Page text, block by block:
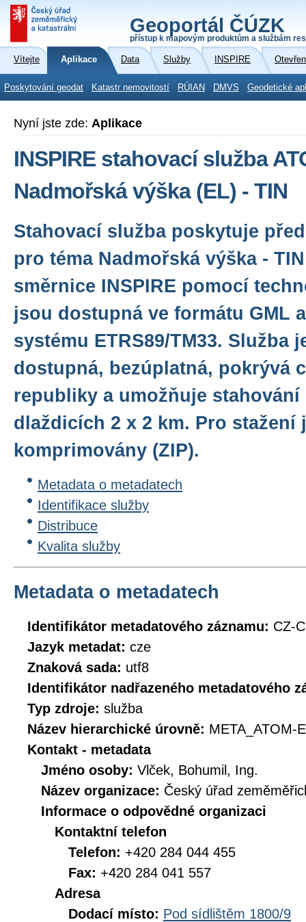
Geoportál ČÚZK
přístup k mapovým produktům a službám
Vítejte Aplikace Data Služby INSPIRE
Poskytování geodat Katastr nemovitostí RÚIAN DMVS Geodetické
Nyní jste zde: Aplikace
INSPIRE stahovací služba
Nadmořská výška (EL) - TIN
Stahovací služba poskytuje
pro téma Nadmořská výška -
směrnice INSPIRE pomocí
jsou dostupná ve formátu GML
systému ETRS89/TM33. Služba
dostupná, bezúplatná, pokrývá
republiky a umožňuje
dlaždicích 2 x 2 km. Pro stažení
komprimovány (ZIP).
Metadata o metadatech
Identifikace služby
Distribuce
Kvalita služby
Metadata o metadatech
Identifikátor metadatového záznamu: CZ-
Jazyk metadat: cze
Znaková sada: utf8
Identifikátor nadřazeného metadatového
Typ zdroje: služba
Název hierarchické úrovně: META_ATOM-
Kontakt - metadata
Jméno osoby: Vlček, Bohumil, Ing.
Název organizace: Český úřad
Informace o odpovědné organizaci
Kontaktní telefon
Telefon: +420 284 044 455
Fax: +420 284 041 557
Adresa
Dodací místo: Pod sídlištěm 1800/9